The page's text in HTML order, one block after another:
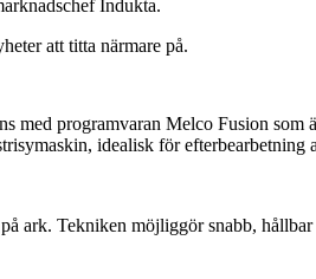
Indukta.
att titta närmare på.
med programvaran Melco Fusion som
idealisk för efterbearbetning
ark. Tekniken möjliggör snabb,